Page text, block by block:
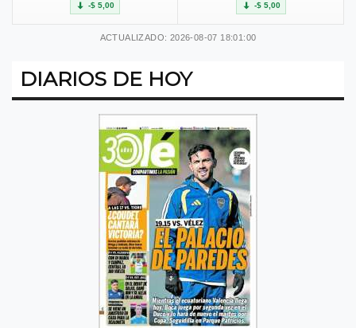
-$ 5,00 -$ 5,00
ACTUALIZADO: 2026-08-07 18:01:00
DIARIOS DE HOY